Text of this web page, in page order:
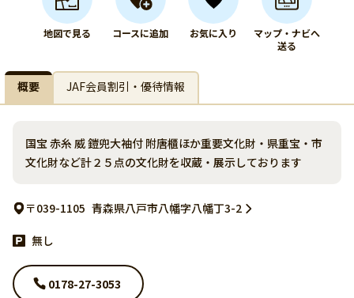
地図で見る コースに追加 お気に入り
マップ・ナビへ
送る
概要 JAF会員割引・優待情報
国宝 赤糸 威 鎧兜大袖付 附唐櫃ほか重要文化財・県重宝・市
文化財など計２５点の文化財を収蔵・展示しております
〒039-1105 青森県八戸市八幡字八幡丁3-2
無し
0178-27-3053